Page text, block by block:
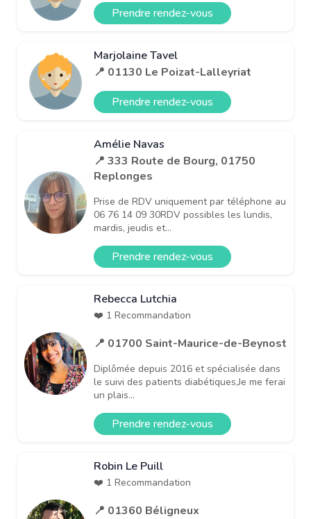
Prendre rendez-vous
Marjolaine Tavel
📍 01130 Le Poizat-Lalleyriat
Prendre rendez-vous
Amélie Navas
📍 333 Route de Bourg, 01750
Replonges
Prise de RDV uniquement par téléphone au
06 76 14 09 30RDV possibles les lundis,
mardis, jeudis et...
Prendre rendez-vous
Rebecca Lutchia
❤️ 1 Recommandation
📍 01700 Saint-Maurice-de-Beynost
Diplômée depuis 2016 et spécialisée dans
le suivi des patients diabétiques,Je me ferai
un plais...
Prendre rendez-vous
Robin Le Puill
❤️ 1 Recommandation
📍 01360 Béligneux